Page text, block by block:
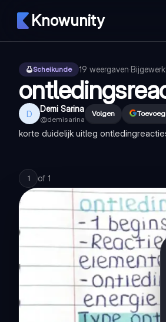
Knowunity
Scheikunde 19 weergaven·
D Demi Sarina
@demisarina
Volgen
korte duidelijk uitleg
1 of 1